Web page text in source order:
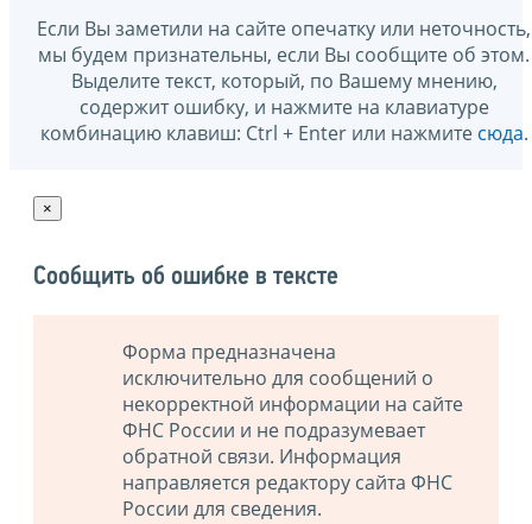
Если Вы заметили на сайте опечатку или неточность,
мы будем признательны, если Вы сообщите об этом.
Выделите текст, который, по Вашему мнению,
содержит ошибку, и нажмите на клавиатуре
комбинацию клавиш: Ctrl + Enter или нажмите сюда.
×
Сообщить об ошибке в тексте
Форма предназначена
исключительно для сообщений о
некорректной информации на сайте
ФНС России и не подразумевает
обратной связи. Информация
направляется редактору сайта ФНС
России для сведения.